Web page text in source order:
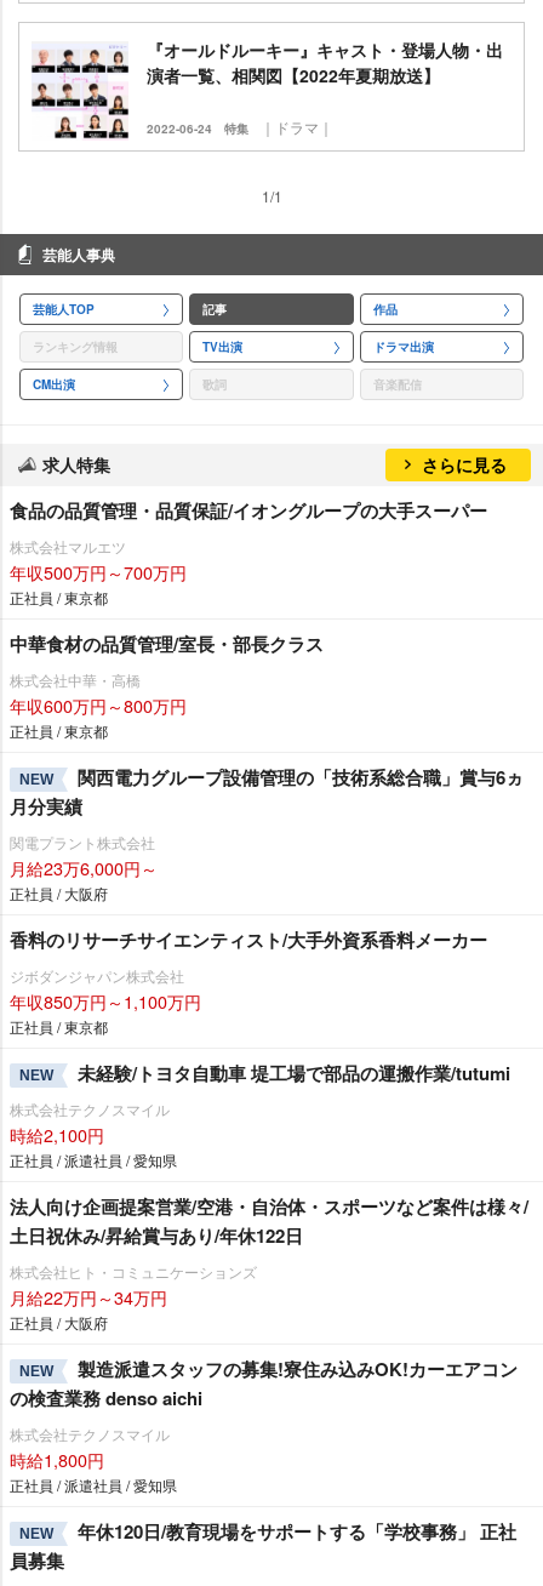
『オールドルーキー』キャスト・登場人物・出
演者一覧、相関図【2022年夏期放送】
2022-06-24 特集 ｜ドラマ｜
1/1
芸能人事典
芸能人TOP 記事 作品
ランキング情報 TV出演 ドラマ出演
CM出演 歌詞 音楽配信
求人特集 さらに見る
食品の品質管理・品質保証/イオングループの大手スーパー
株式会社マルエツ
年収500万円～700万円
正社員 / 東京都
中華食材の品質管理/室長・部長クラス
株式会社中華・高橋
年収600万円～800万円
正社員 / 東京都
NEW
関西電力グループ設備管理の「技術系総合職」賞与6ヵ
月分実績
関電プラント株式会社
月給23万6,000円～
正社員 / 大阪府
香料のリサーチサイエンティスト/大手外資系香料メーカー
ジボダンジャパン株式会社
年収850万円～1,100万円
正社員 / 東京都
NEW 未経験/トヨタ自動車 堤工場で部品の運搬作業/tutumi
株式会社テクノスマイル
時給2,100円
正社員 / 派遣社員 / 愛知県
法人向け企画提案営業/空港・自治体・スポーツなど案件は様々/
土日祝休み/昇給賞与あり/年休122日
株式会社ヒト・コミュニケーションズ
月給22万円～34万円
正社員 / 大阪府
NEW
製造派遣スタッフの募集!寮住み込みOK!カーエアコン
の検査業務 denso aichi
株式会社テクノスマイル
時給1,800円
正社員 / 派遣社員 / 愛知県
NEW
年休120日/教育現場をサポートする「学校事務」 正社
員募集